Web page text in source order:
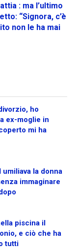
: ma l’ultimo
“Signora, c’è
non le ha mai
ho
ex-moglie in
mi ha
umiliava la donna
immaginare
piscina il
e ciò che ha
tutti